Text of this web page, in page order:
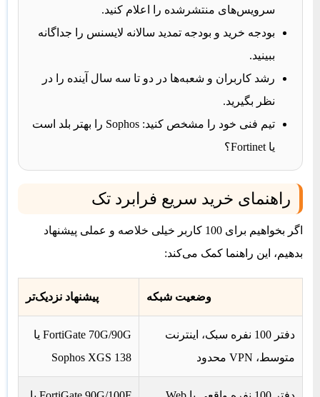
سرویس‌های منتشرشده را اعلام کنید.
بودجه خرید و بودجه تمدید سالانه لایسنس را جداگانه
ببینید.
رشد کاربران و شعبه‌ها در دو تا سه سال آینده را در
نظر بگیرید.
تیم فنی خود را مشخص کنید: Sophos را بهتر بلد است
یا Fortinet؟
راهنمای خرید سریع فرابرد تک
اگر بخواهیم برای 100 کاربر خیلی خلاصه و عملی پیشنهاد
بدهیم، این راهنما کمک می‌کند:
وضعیت شبکه پیشنهاد نزدیک‌تر
دفتر 100 نفره سبک، اینترنت
متوسط، VPN محدود
FortiGate 70G/90G یا
Sophos XGS 138